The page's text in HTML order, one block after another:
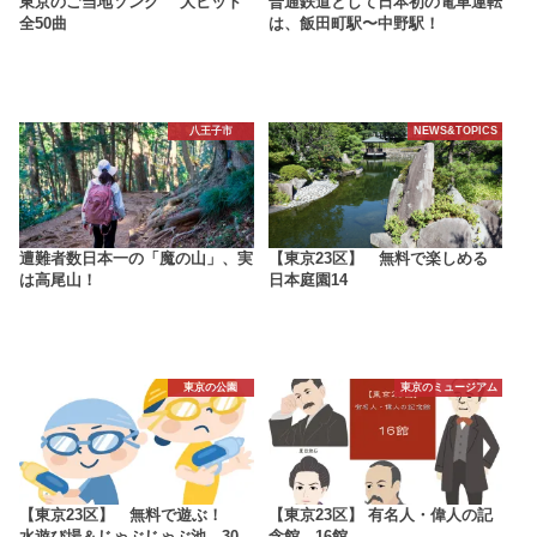
全50曲
は、飯田町駅〜中野駅！
八王子市
遭難者数日本一の「魔の山」、実
は高尾山！
NEWS&TOPICS
【東京23区】 無料で楽しめる
日本庭園14
東京の公園
【東京23区】 無料で遊ぶ！
東京のミュージアム
【東京23区】 有名人・偉人の記